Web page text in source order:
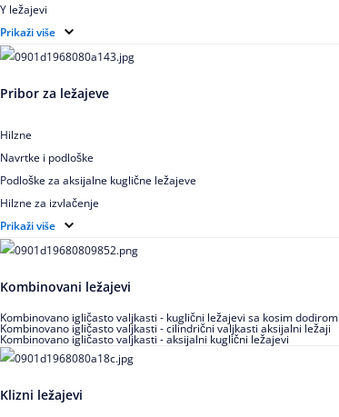
Y ležajevi
Y Ležajne jedinice za prehrambenu industriju
Ležajne jedinice sa valjkastim ležajevima
Prikaži više
Pribor za ležajeve
Hilzne
Navrtke i podloške
Podloške za aksijalne kuglične ležajeve
Hilzne za izvlačenje
Ugaoni prstenovi za cilindrično valjkaste ležajeve
Prikaži više
Kombinovani ležajevi
Kombinovano igličasto valjkasti - kuglični ležajevi sa kosim dodirom
Kombinovano igličasto valjkasti - cilindrični valjkasti aksijalni ležaji
Kombinovano igličasto valjkasti - aksijalni kuglični ležajevi
Klizni ležajevi